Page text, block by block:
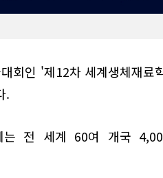
회인 '제12차 세계생체재료
.
는 전 세계 60여 개국